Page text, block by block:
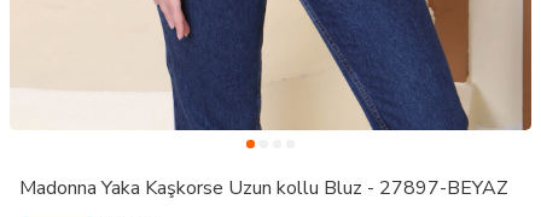
Madonna Yaka Kaşkorse Uzun kollu Bluz - 27897-BEYAZ